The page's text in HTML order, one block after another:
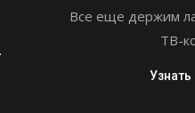
Все еще держим
ТВ-